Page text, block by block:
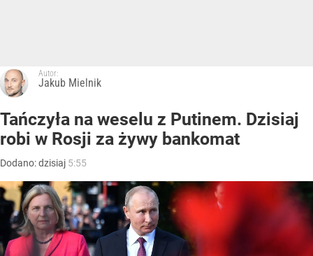
Autor:
Jakub Mielnik
Tańczyła na weselu z Putinem. Dzisiaj
robi w Rosji za żywy bankomat
Dodano:dzisiaj 5:55